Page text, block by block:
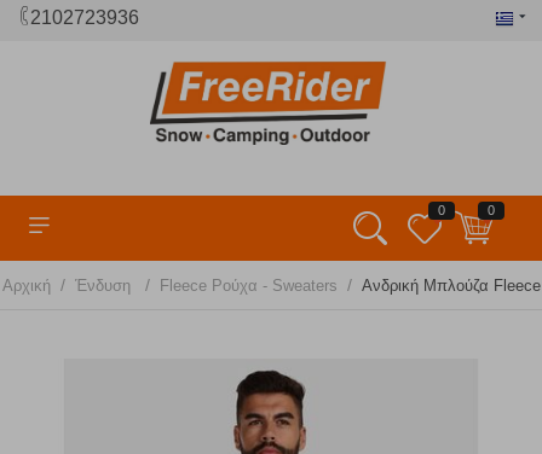
2102723936
0 0
Αρχική / Ένδυση / Fleece Ρούχα - Sweaters / Ανδρική Μπλούζα